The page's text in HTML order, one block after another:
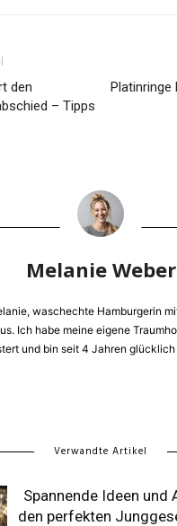
den
– Tipps
Platinringe
Melanie Weber
waschechte Hamburgerin
Ich habe meine eigene
und bin seit 4 Jahren
Verwandte Artikel
Spannende Ideen und
den perfekten